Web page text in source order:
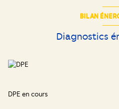
BILAN
Diagnostics
DPE en cours